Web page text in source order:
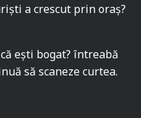
a crescut prin oraș?
ești bogat? întreabă
să scaneze curtea.